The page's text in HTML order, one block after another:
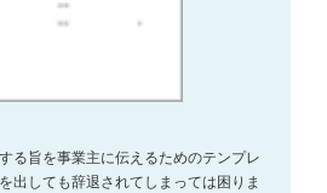
る旨を事業主に伝えるためのテンプレ
出しても辞退されてしまっては困りま